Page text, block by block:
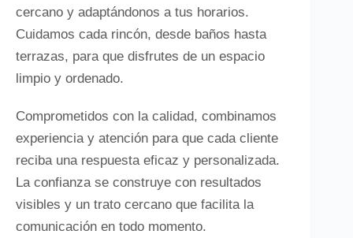
cercano y adaptándonos a tus horarios.
Cuidamos cada rincón, desde baños hasta
terrazas, para que disfrutes de un espacio
limpio y ordenado.
Comprometidos con la calidad, combinamos
experiencia y atención para que cada cliente
reciba una respuesta eficaz y personalizada.
La confianza se construye con resultados
visibles y un trato cercano que facilita la
comunicación en todo momento.